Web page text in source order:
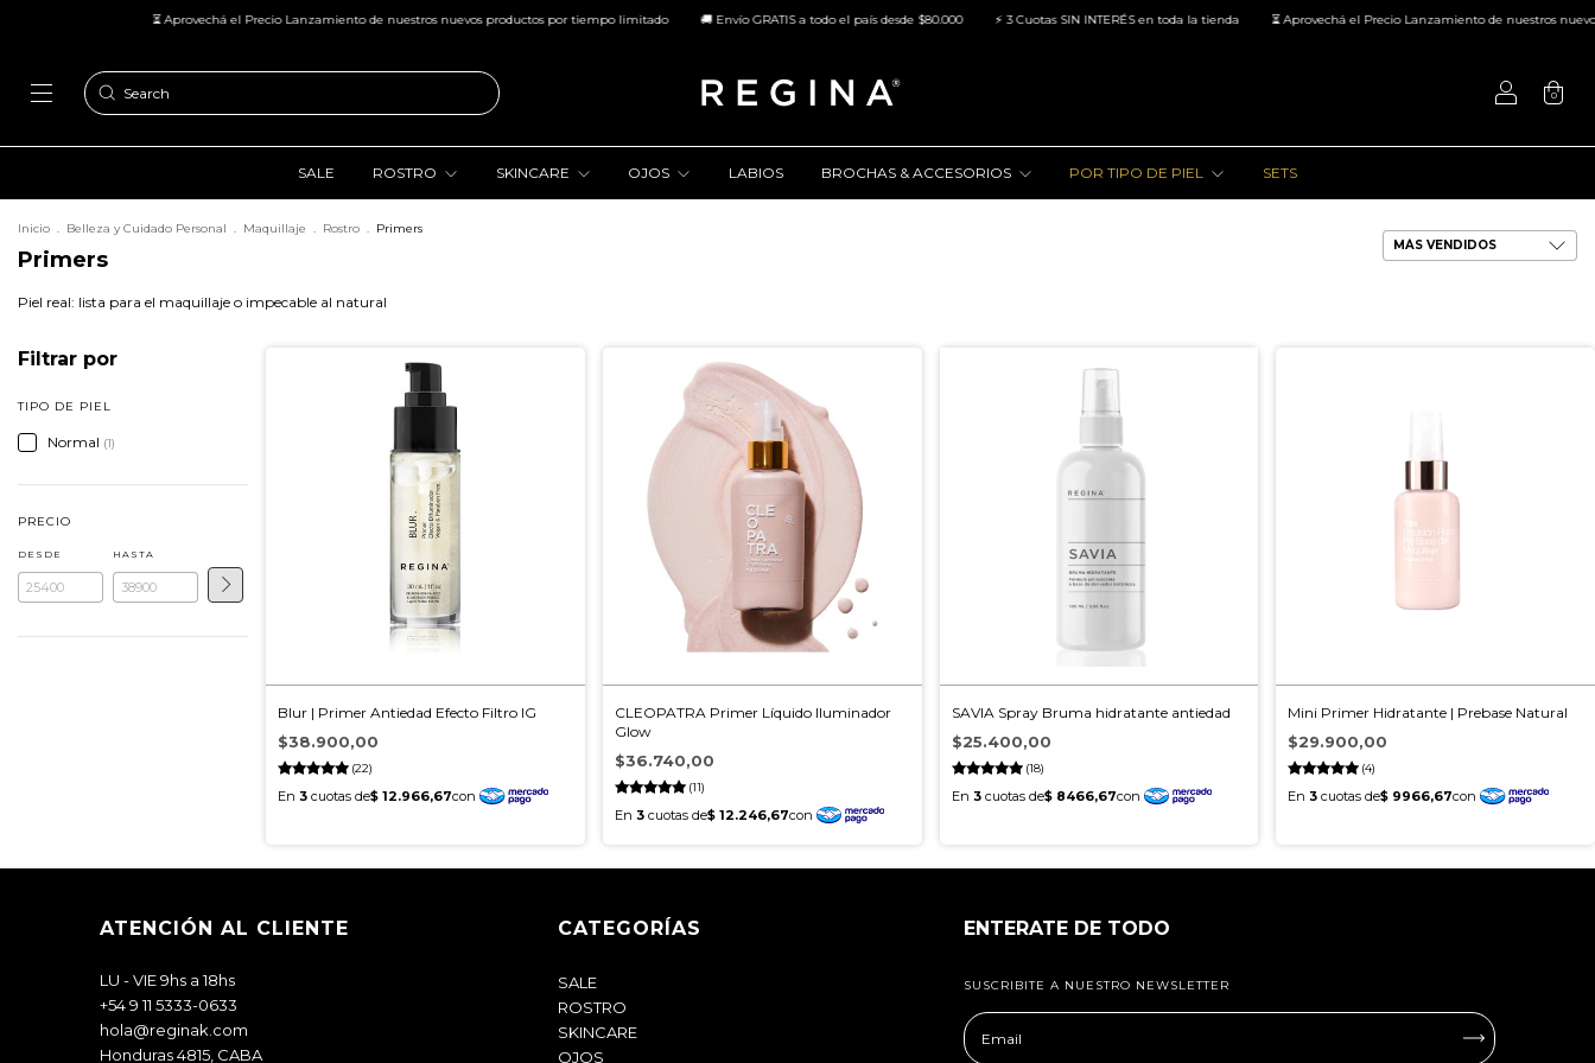
⏳ Aprovechá el Precio Lanzamiento de nuestros nuevos productos por tiempo limitado 🚚 Envío GRATIS a todo el país desde $80.000 ⚡ 3 Cuotas SIN INTERÉS en toda la tienda ⏳ Aprovechá el Precio Lanzamiento de nuestros nuevos
0
SALE ROSTRO SKINCARE OJOS LABIOS BROCHAS & ACCESORIOS POR TIPO DE PIEL SETS
Inicio . Belleza y Cuidado Personal . Maquillaje . Rostro . Primers
Primers
Piel real: lista para el maquillaje o impecable al natural
Filtrar por
TIPO DE PIEL
Normal (1)
PRECIO
DESDE HASTA
Blur | Primer Antiedad Efecto Filtro IG
(22)
$38.900,00
CLEOPATRA Primer Líquido Iluminador
Glow
(11)
$36.740,00
SAVIA Spray Bruma hidratante antiedad
(18)
$25.400,00
Mini Primer Hidratante | Prebase Natural
(4)
$29.900,00
ATENCIÓN AL CLIENTE
LU - VIE 9hs a 18hs
+54 9 11 5333-0633
hola@reginak.com
Honduras 4815, CABA
CATEGORÍAS
SALE
ROSTRO
SKINCARE
OJOS
ENTERATE DE TODO
SUSCRIBITE A NUESTRO NEWSLETTER